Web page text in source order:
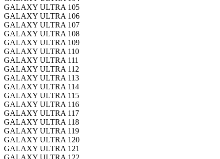
GALAXY ULTRA 105
GALAXY ULTRA 106
GALAXY ULTRA 107
GALAXY ULTRA 108
GALAXY ULTRA 109
GALAXY ULTRA 110
GALAXY ULTRA 111
GALAXY ULTRA 112
GALAXY ULTRA 113
GALAXY ULTRA 114
GALAXY ULTRA 115
GALAXY ULTRA 116
GALAXY ULTRA 117
GALAXY ULTRA 118
GALAXY ULTRA 119
GALAXY ULTRA 120
GALAXY ULTRA 121
GALAXY ULTRA 122